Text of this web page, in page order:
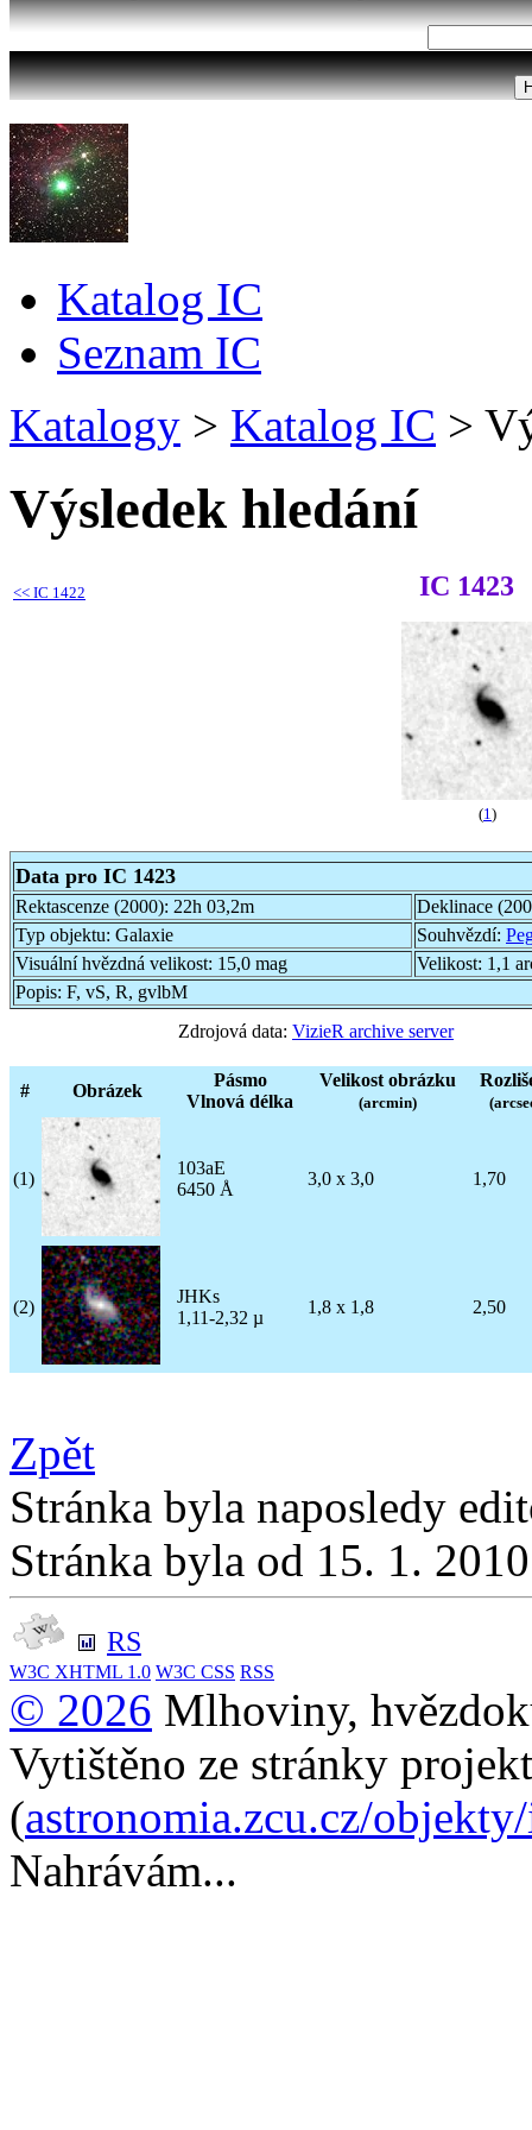
Katalog IC
Seznam IC
Katalogy > Katalog IC >
Výsledek hledání
<< IC 1422 IC 1423
(1 )
Data pro IC 1423
Rektascenze (2000): 22h 03,2m
Deklinace
Typ objektu: Galaxie Souhvězdí:
Visuální hvězdná velikost: 15,0 mag Velikost: 1,1
Popis: F, vS, R, gvlbM
Zdrojová data: VizieR archive server
# Obrázek
Pásmo
Vlnová délka
Velikost obrázku
(arcmin)
(1)
103aE
6450 Å
3,0 x 3,0 1,70
(2)
JHKs
1,11-2,32 µ
1,8 x 1,8 2,50
Zpět
Stránka byla naposledy
Stránka byla od 15. 1.
RS
W3C XHTML 1.0 W3C CSS RSS
© 2026 Mlhoviny,
Vytištěno ze stránky
(astronomia.zcu.cz/
Nahrávám...